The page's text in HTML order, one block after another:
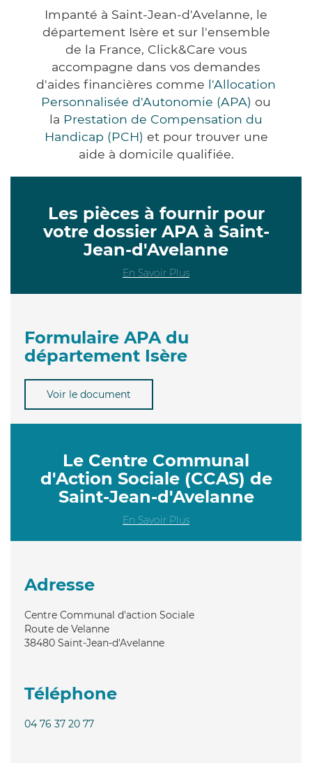
Impanté à Saint-Jean-d'Avelanne, le
département Isère et sur l'ensemble
de la France, Click&Care vous
accompagne dans vos demandes
d'aides financières comme l'Allocation
Personnalisée d'Autonomie (APA) ou
la Prestation de Compensation du
Handicap (PCH) et pour trouver une
aide à domicile qualifiée.
Les pièces à fournir pour
votre dossier APA à Saint-
Jean-d'Avelanne
En Savoir Plus
Formulaire APA du
département Isère
Voir le document
Le Centre Communal
d'Action Sociale (CCAS) de
Saint-Jean-d'Avelanne
En Savoir Plus
Adresse
Centre Communal d'action Sociale
Route de Velanne
38480 Saint-Jean-d'Avelanne
Téléphone
04 76 37 20 77